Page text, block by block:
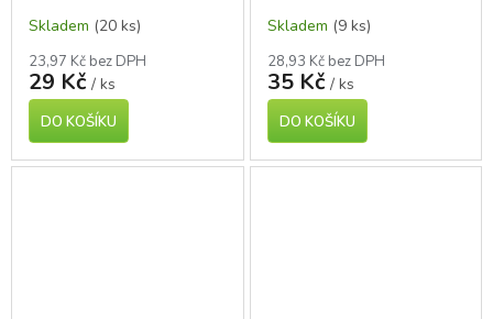
Skladem (20 ks)
23,97 Kč bez DPH
29 Kč / ks
DO KOŠÍKU
Skladem (9 ks)
28,93 Kč bez DPH
35 Kč / ks
DO KOŠÍKU